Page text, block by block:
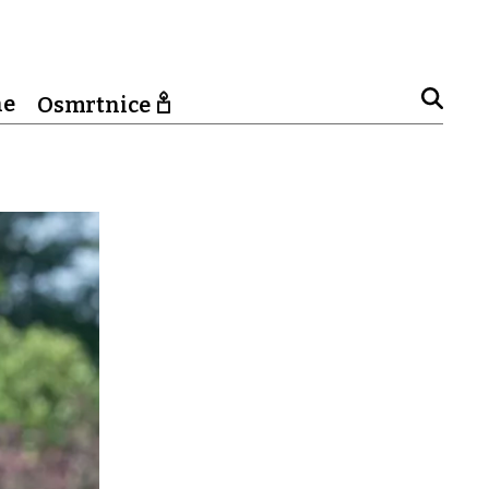
Osmrtnice